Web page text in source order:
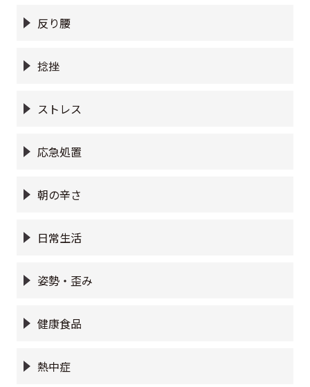
反り腰
捻挫
ストレス
応急処置
朝の辛さ
日常生活
姿勢・歪み
健康食品
熱中症